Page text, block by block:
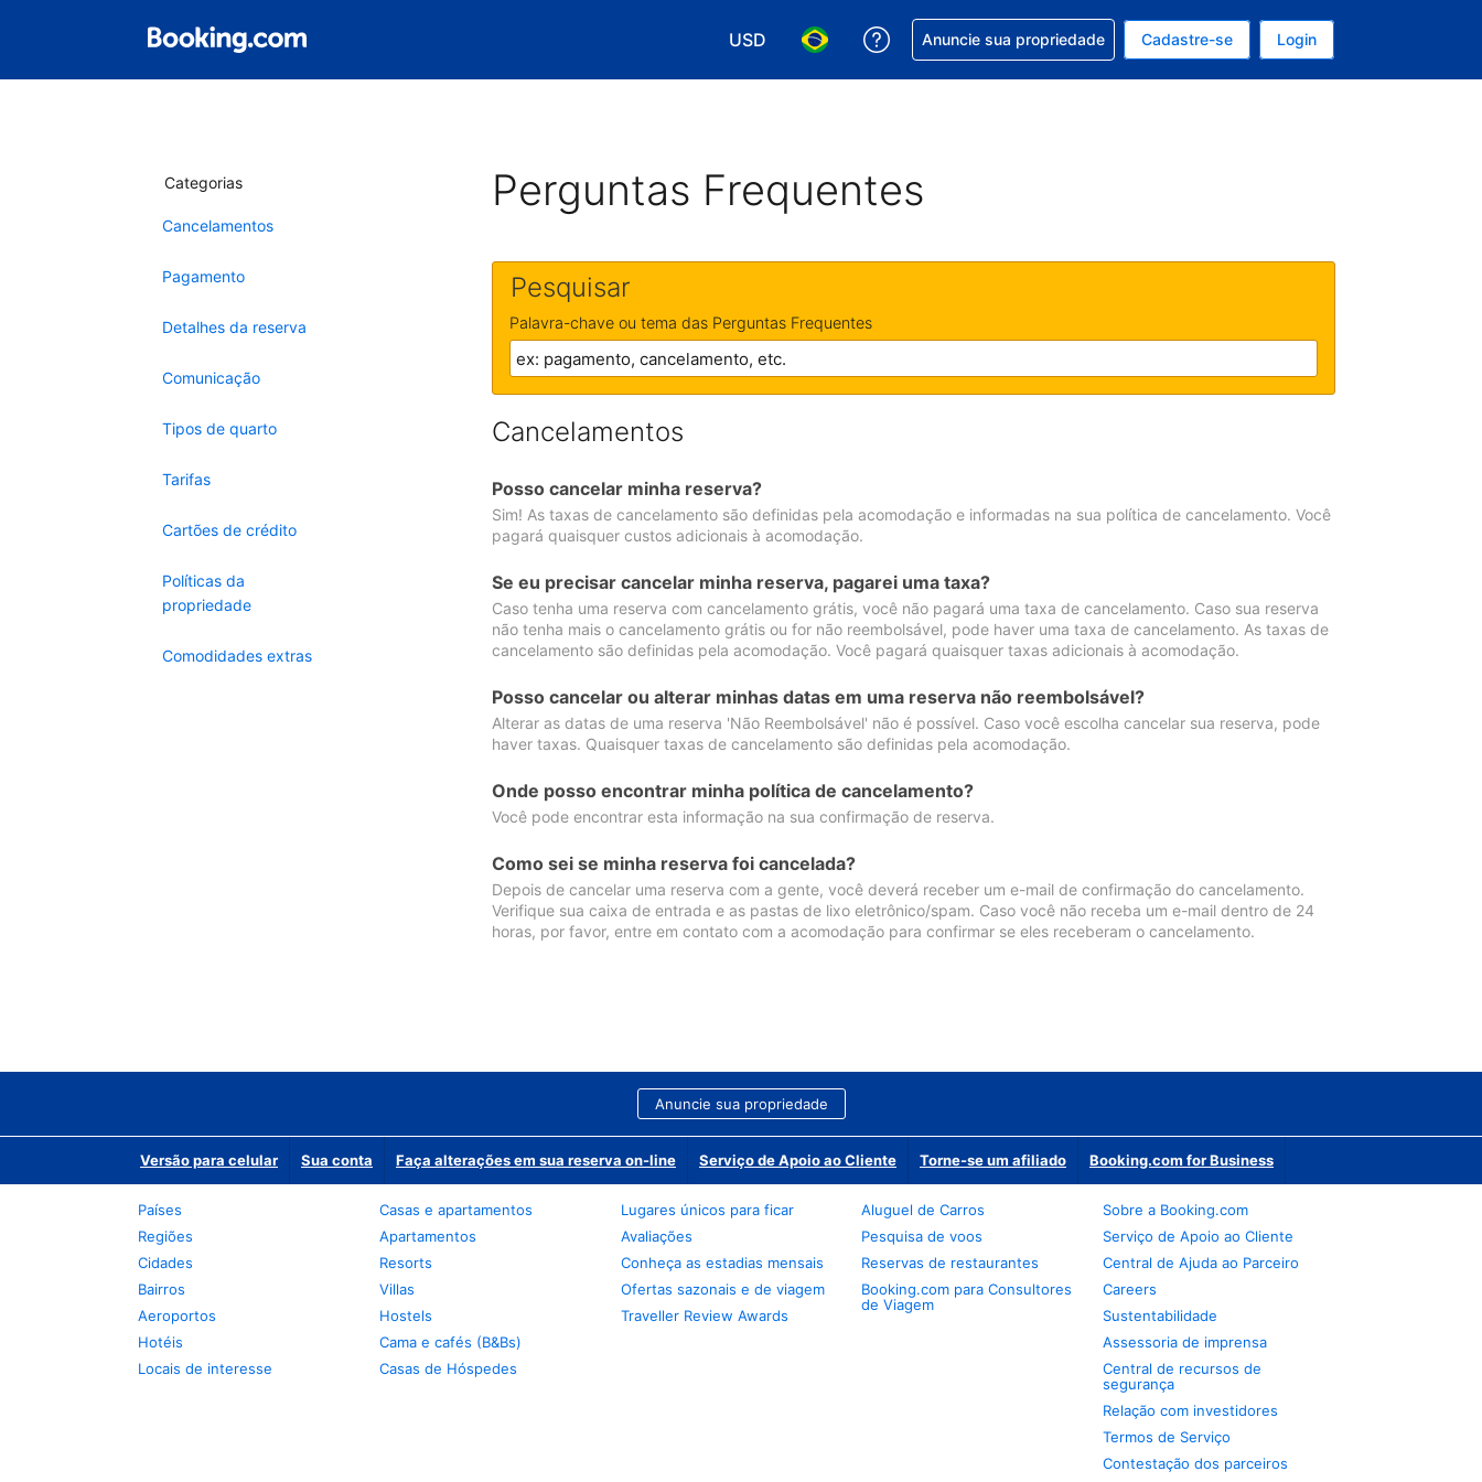
USD
Escolha sua moeda. Atualmente, sua moeda é: Dólar americano
Escolha seu idioma. Atualmente, seu idioma é: Português (Brasil)
Receber ajuda com sua reserva
Anuncie sua propriedade Cadastre-se Login
Categorias
Cancelamentos
Pagamento
Detalhes da reserva
Comunicação
Tipos de quarto
Tarifas
Cartões de crédito
Políticas da
propriedade
Comodidades extras
Perguntas Frequentes
Pesquisar
Palavra-chave ou tema das Perguntas Frequentes
Cancelamentos
Posso cancelar minha reserva?
Sim! As taxas de cancelamento são definidas pela acomodação e informadas na sua política de cancelamento. Você
pagará quaisquer custos adicionais à acomodação.
Se eu precisar cancelar minha reserva, pagarei uma taxa?
Caso tenha uma reserva com cancelamento grátis, você não pagará uma taxa de cancelamento. Caso sua reserva
não tenha mais o cancelamento grátis ou for não reembolsável, pode haver uma taxa de cancelamento. As taxas de
cancelamento são definidas pela acomodação. Você pagará quaisquer taxas adicionais à acomodação.
Posso cancelar ou alterar minhas datas em uma reserva não reembolsável?
Alterar as datas de uma reserva 'Não Reembolsável' não é possível. Caso você escolha cancelar sua reserva, pode
haver taxas. Quaisquer taxas de cancelamento são definidas pela acomodação.
Onde posso encontrar minha política de cancelamento?
Você pode encontrar esta informação na sua confirmação de reserva.
Como sei se minha reserva foi cancelada?
Depois de cancelar uma reserva com a gente, você deverá receber um e-mail de confirmação do cancelamento.
Verifique sua caixa de entrada e as pastas de lixo eletrônico/spam. Caso você não receba um e-mail dentro de 24
horas, por favor, entre em contato com a acomodação para confirmar se eles receberam o cancelamento.
Anuncie sua propriedade
Versão para celular Sua conta Faça alterações em sua reserva on-line Serviço de Apoio ao Cliente Torne-se um afiliado Booking.com for Business
Países
Regiões
Cidades
Bairros
Aeroportos
Hotéis
Locais de interesse
Casas e apartamentos
Apartamentos
Resorts
Villas
Hostels
Cama e cafés (B&Bs)
Casas de Hóspedes
Lugares únicos para ficar
Avaliações
Conheça as estadias mensais
Ofertas sazonais e de viagem
Traveller Review Awards
Aluguel de Carros
Pesquisa de voos
Reservas de restaurantes
Booking.com para Consultores
de Viagem
Sobre a Booking.com
Serviço de Apoio ao Cliente
Central de Ajuda ao Parceiro
Careers
Sustentabilidade
Assessoria de imprensa
Central de recursos de
segurança
Relação com investidores
Termos de Serviço
Contestação dos parceiros